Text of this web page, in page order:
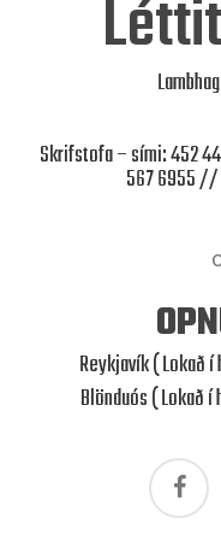
Skrifstofa – sími: 452
567 6955 //
Reykjavík ( Lokað
Blönduós ( Lokað
facebook